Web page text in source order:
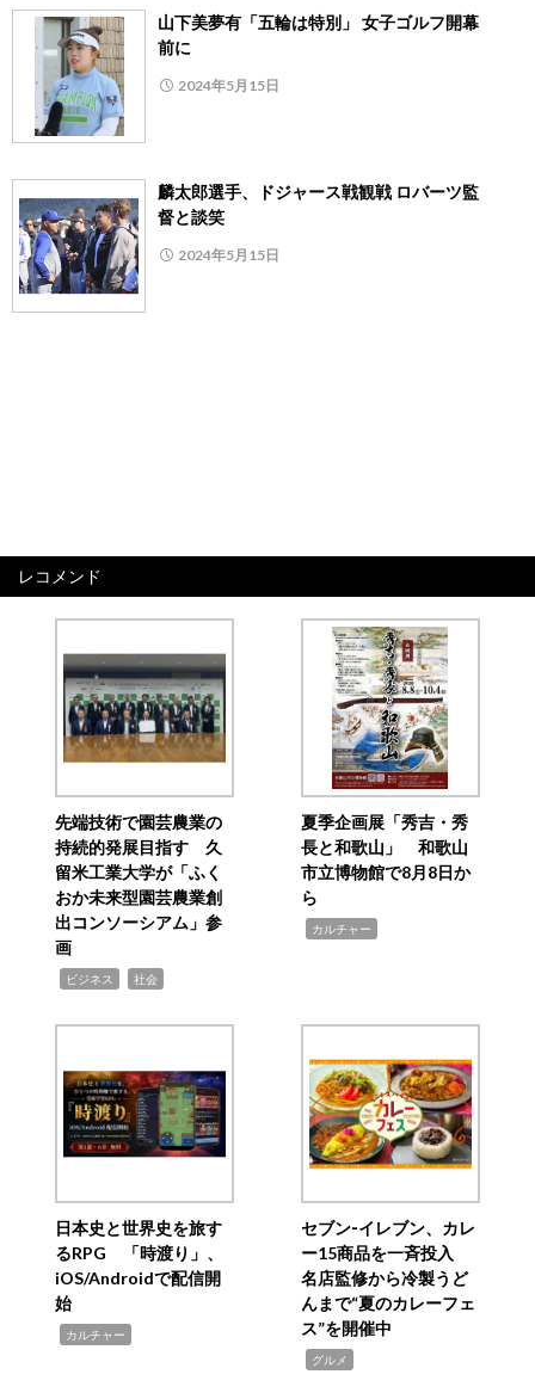
山下美夢有「五輪は特別」 女子ゴルフ開幕
前に
2024年5月15日
麟太郎選手、ドジャース戦観戦 ロバーツ監
督と談笑
2024年5月15日
レコメンド
先端技術で園芸農業の
持続的発展目指す 久
留米工業大学が「ふく
おか未来型園芸農業創
出コンソーシアム」参
画
ビジネス 社会
夏季企画展「秀吉・秀
長と和歌山」 和歌山
市立博物館で8月8日か
ら
カルチャー
日本史と世界史を旅す
るRPG 「時渡り」、
iOS/Androidで配信開
始
カルチャー
セブン‐イレブン、カレ
ー15商品を一斉投入
名店監修から冷製うど
んまで“夏のカレーフェ
ス”を開催中
グルメ